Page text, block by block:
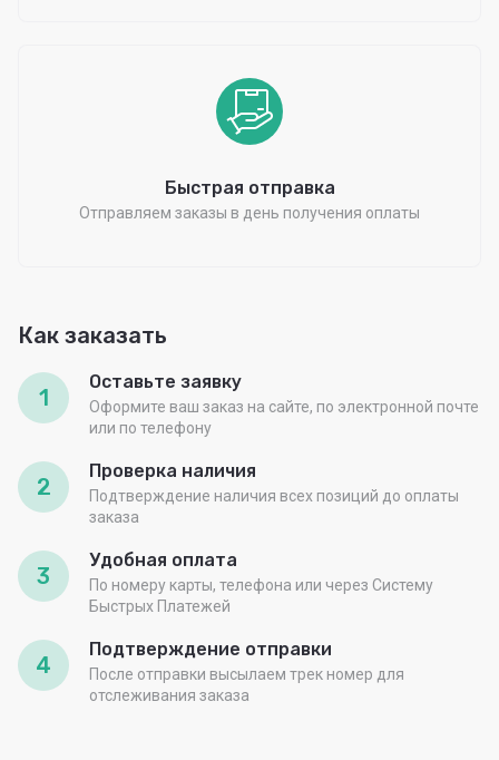
Быстрая отправка
Отправляем заказы в день получения оплаты
Как заказать
1
Оставьте заявку
Оформите ваш заказ на сайте, по электронной почте
или по телефону
2
Проверка наличия
Подтверждение наличия всех позиций до оплаты
заказа
3
Удобная оплата
По номеру карты, телефона или через Систему
Быстрых Платежей
4
Подтверждение отправки
После отправки высылаем трек номер для
отслеживания заказа